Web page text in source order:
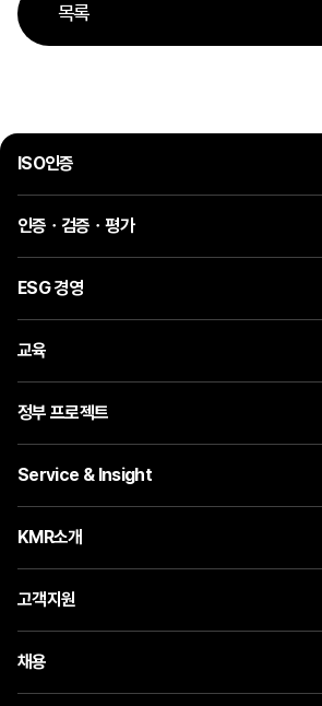
목록
ISO인증
인증ㆍ검증ㆍ평가
ESG 경영
교육
정부 프로젝트
Service & Insight
KMR소개
고객지원
채용